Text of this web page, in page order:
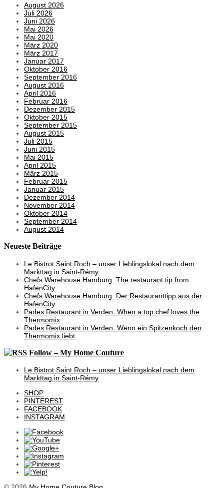
August 2026
Juli 2026
Juni 2026
Mai 2026
Mai 2020
März 2020
März 2017
Januar 2017
Oktober 2016
September 2016
August 2016
April 2016
Februar 2016
Dezember 2015
Oktober 2015
September 2015
August 2015
Juli 2015
Juni 2015
Mai 2015
April 2015
März 2015
Februar 2015
Januar 2015
Dezember 2014
November 2014
Oktober 2014
September 2014
August 2014
Neueste Beiträge
Le Bistrot Saint Roch – unser Lieblingslokal nach dem
Markttag in Saint-Rémy
Chefs Warehouse Hamburg. The restaurant tip from
HafenCity
Chefs Warehouse Hamburg. Der Restauranttipp aus der
HafenCity
Pades Restaurant in Verden. When a top chef loves the
Thermomix
Pades Restaurant in Verden. Wenn ein Spitzenkoch den
Thermomix liebt
Follow – My Home Couture
Le Bistrot Saint Roch – unser Lieblingslokal nach dem
Markttag in Saint-Rémy
SHOP
PINTEREST
FACEBOOK
INSTAGRAM